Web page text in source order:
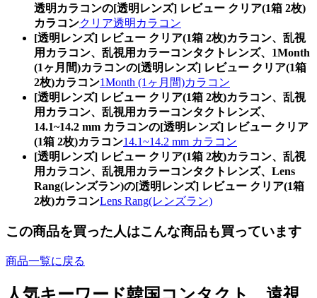
透明カラコンの[透明レンズ] レビュー クリア(1箱 2枚)
カラコンクリア透明カラコン
[透明レンズ] レビュー クリア(1箱 2枚)カラコン、乱視
用カラコン、乱視用カラーコンタクトレンズ、1Month
(1ヶ月間)カラコンの[透明レンズ] レビュー クリア(1箱
2枚)カラコン1Month (1ヶ月間)カラコン
[透明レンズ] レビュー クリア(1箱 2枚)カラコン、乱視
用カラコン、乱視用カラーコンタクトレンズ、
14.1~14.2 mm カラコンの[透明レンズ] レビュー クリア
(1箱 2枚)カラコン14.1~14.2 mm カラコン
[透明レンズ] レビュー クリア(1箱 2枚)カラコン、乱視
用カラコン、乱視用カラーコンタクトレンズ、Lens
Rang(レンズラン)の[透明レンズ] レビュー クリア(1箱
2枚)カラコンLens Rang(レンズラン)
この商品を買った人はこんな商品も買っています
商品一覧に戻る
人気キーワード韓国コンタクト、遠視